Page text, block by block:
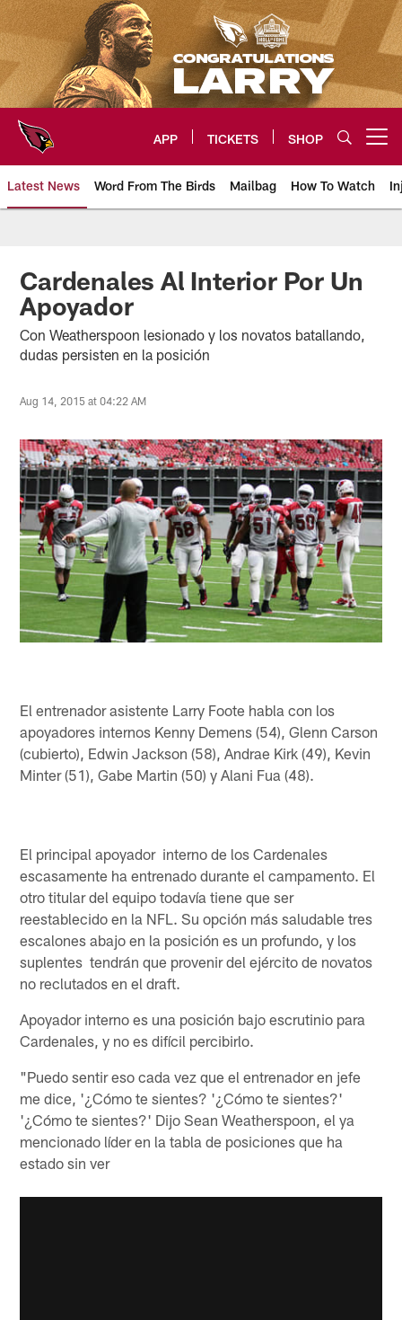
Skip
to
main
content
APP TICKETS SHOP
Latest News Word From The Birds Mailbag How To Watch
Arizona Cardinals Home: The
Cardenales Al Interior Por Un
Apoyador
Con Weatherspoon lesionado y los novatos batallando,
dudas persisten en la posición
Aug 14, 2015 at 04:22 AM
El entrenador asistente Larry Foote habla con los
apoyadores internos Kenny Demens (54), Glenn Carson
(cubierto), Edwin Jackson (58), Andrae Kirk (49), Kevin
Minter (51), Gabe Martin (50) y Alani Fua (48).
El principal apoyador interno de los Cardenales
escasamente ha entrenado durante el campamento. El
otro titular del equipo todavía tiene que ser
reestablecido en la NFL. Su opción más saludable tres
escalones abajo en la posición es un profundo, y los
suplentes tendrán que provenir del ejército de novatos
no reclutados en el draft.
Apoyador interno es una posición bajo escrutinio para
Cardenales, y no es difícil percibirlo.
"Puedo sentir eso cada vez que el entrenador en jefe
me dice, '¿Cómo te sientes? '¿Cómo te sientes?'
'¿Cómo te sientes?' Dijo Sean Weatherspoon, el ya
mencionado líder en la tabla de posiciones que ha
estado sin ver